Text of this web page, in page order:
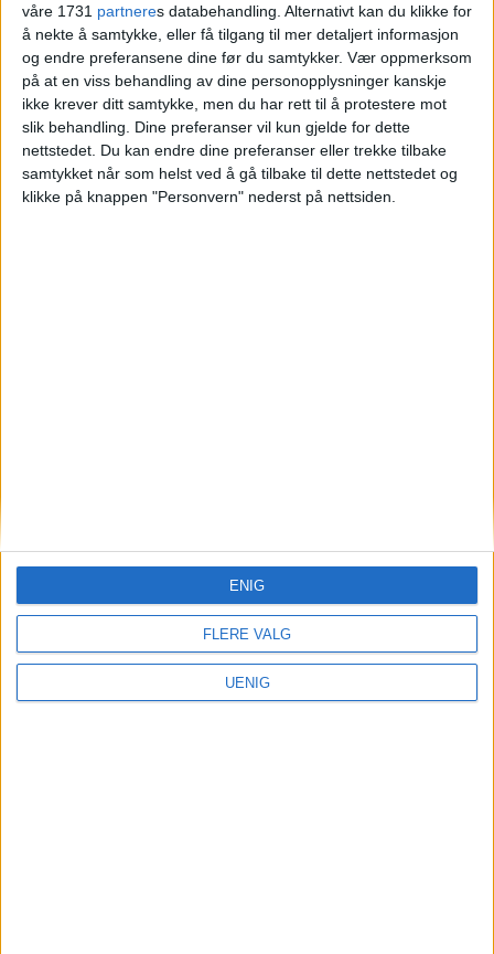
våre 1731 partneres databehandling. Alternativt kan du klikke for
å nekte å samtykke, eller få tilgang til mer detaljert informasjon
og endre preferansene dine før du samtykker. Vær oppmerksom
på at en viss behandling av dine personopplysninger kanskje
ikke krever ditt samtykke, men du har rett til å protestere mot
slik behandling. Dine preferanser vil kun gjelde for dette
nettstedet. Du kan endre dine preferanser eller trekke tilbake
samtykket når som helst ved å gå tilbake til dette nettstedet og
klikke på knappen "Personvern" nederst på nettsiden.
FLERE VALG
UENIG
ENIG
redaktor@vartoslo.no,tlf: 93 25 68 32
TIPS OSS
ABONNEMENT